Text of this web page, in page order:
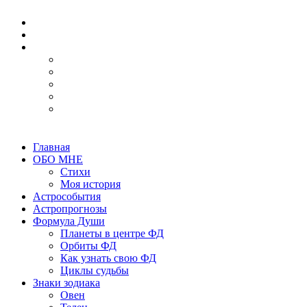
Главная
ОБО МНЕ
Стихи
Моя история
Астрособытия
Астропрогнозы
Формула Души
Планеты в центре ФД
Орбиты ФД
Как узнать свою ФД
Циклы судьбы
Знаки зодиака
Овен